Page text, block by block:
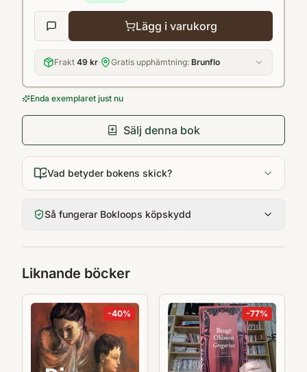
illustrationer av Caroline Röstlund.
Lägg i varukorg
Frakt 49 kr· Gratis upphämtning: Brunflo
Enda exemplaret just nu
Sälj denna bok
Vad betyder bokens skick?
Så fungerar Bokloops köpskydd
Liknande böcker
-40% -77%